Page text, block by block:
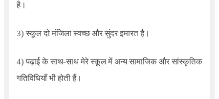
है।
3) स्कूल दो मंजिला स्वच्छ और सुंदर इमारत है।
4) पढ़ाई के साथ-साथ मेरे स्कूल में अन्य सामाजिक और सांस्कृतिक
गतिविधियाँ भी होती हैं।